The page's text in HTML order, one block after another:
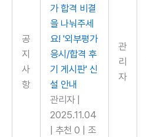
공
지
사
항
가 합격 비결
을 나눠주세
요! '외부평가
응시/합격 후
기 게시판' 신
설 안내
관리자
2025.11.04
추천 0
조
관
리
자